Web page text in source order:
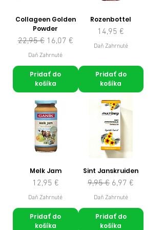
Collageen Golden
Powder
Normálna cena
22,95 € Zľavnená cena
16,07 €
Daň Zahrnuté
Pridať do
košíka
Rozenbottel
Cena
14,95 €
Daň Zahrnuté
Pridať do
košíka
Melk Jam
Cena
12,95 €
Daň Zahrnuté
Pridať do
košíka
Sint Janskruiden
Normálna cena
9,95 € Zľavnená cena
6,97 €
Daň Zahrnuté
Pridať do
košíka